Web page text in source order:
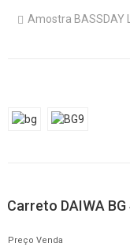
Amostra BASSDAY
Carreto DAIWA BG
Preço Venda